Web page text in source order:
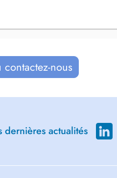
nous
dernières actualités